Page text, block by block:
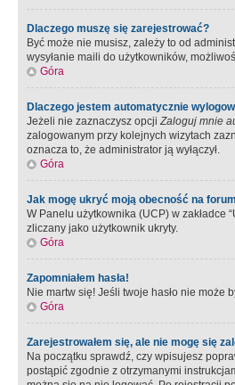
Dlaczego muszę się zarejestrować?
Być może nie musisz, zależy to od
wysyłanie maili do użytkowników,
Góra
Dlaczego jestem automatycznie
Jeżeli nie zaznaczysz opcjiZaloguj mnie
zalogowanym przy kolejnych wizytach
oznacza to, że administrator ją wyłączył.
Góra
Jak mogę ukryć moją obecność na
W Panelu użytkownika (UCP) w zakładce
zliczany jako użytkownik ukryty.
Góra
Zapomniałem hasła!
Nie martw się! Jeśli twoje hasło nie
Góra
Zarejestrowałem się, ale nie mogę się
Na początku sprawdź, czy wpisujesz
postąpić zgodnie z otrzymanymi